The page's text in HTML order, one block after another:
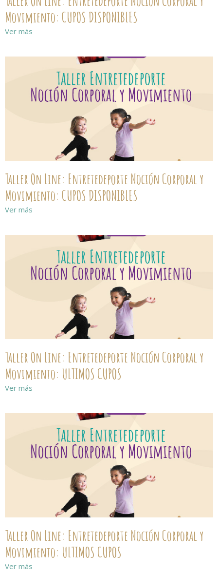
Movimiento: CUPOS DISPONIBLES
Ver más
Taller On Line: Entretedeporte Noción Corporal y
Movimiento: CUPOS DISPONIBLES
Ver más
Taller On Line: Entretedeporte Noción Corporal y
Movimiento: ULTIMOS CUPOS
Ver más
Taller On Line: Entretedeporte Noción Corporal y
Movimiento: ULTIMOS CUPOS
Ver más